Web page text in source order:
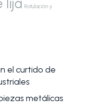
Rotulación y
el curtido de
metálicas